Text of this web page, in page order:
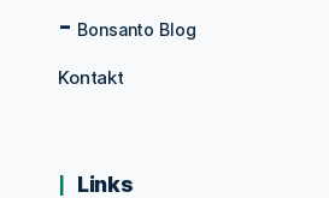
Bonsanto Blog
Kontakt
Links